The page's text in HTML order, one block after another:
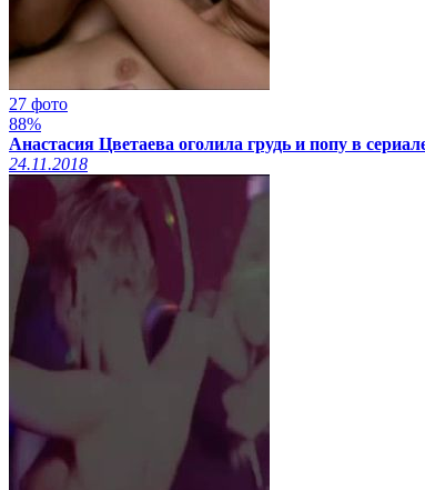
27 фото
88%
Анастасия Цветаева оголила грудь и попу в
24.11.2018